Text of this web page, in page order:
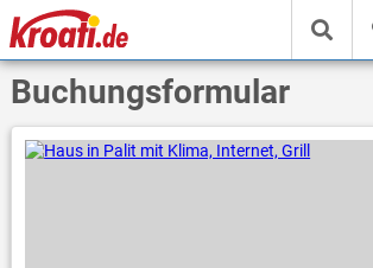
Buchungsformular